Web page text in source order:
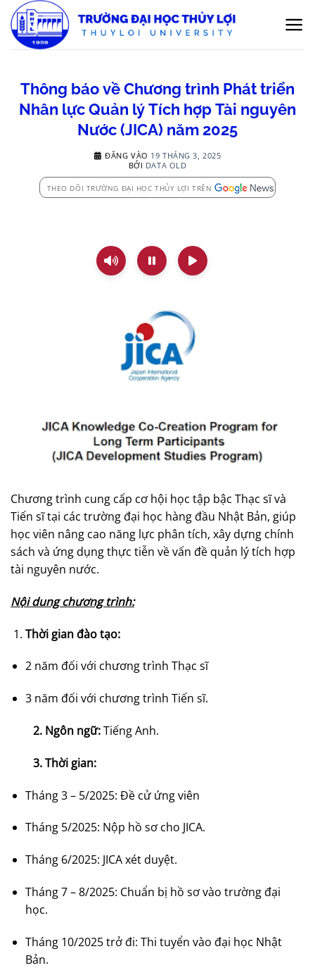
qua
nội
Thông báo về Chương trình Phát triển
Nhân lực Quản lý Tích hợp Tài nguyên
Nước (JICA) năm 2025
ĐĂNG VÀO 19 THÁNG 3, 2025
BỞI DATA OLD
THEO DÕI TRƯỜNG ĐẠI HỌC THỦY LỢI TRÊN
Chương trình cung cấp cơ hội học tập bậc Thạc sĩ và
Tiến sĩ tại các trường đại học hàng đầu Nhật Bản, giúp
học viên nâng cao năng lực phân tích, xây dựng chính
sách và ứng dụng thực tiễn về vấn đề quản lý tích hợp
tài nguyên nước.
Nội dung chương trình:
Thời gian đào tạo:
2 năm đối với chương trình Thạc sĩ
3 năm đối với chương trình Tiến sĩ.
2. Ngôn ngữ:Tiếng Anh.
3. Thời gian:
Tháng 3 – 5/2025: Đề cử ứng viên
Tháng 5/2025: Nộp hồ sơ cho JICA.
Tháng 6/2025: JICA xét duyệt.
Tháng 7 – 8/2025: Chuẩn bị hồ sơ vào trường đại
học.
Tháng 10/2025 trở đi: Thi tuyển vào đại học Nhật
Bản.